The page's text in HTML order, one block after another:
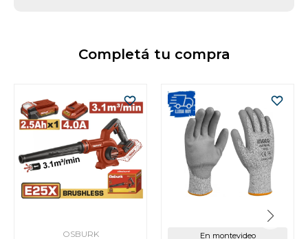
Completá tu compra
OSBURK
En montevideo